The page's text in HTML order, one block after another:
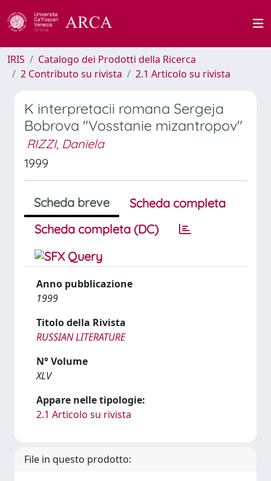
IRIS
Catalogo dei Prodotti della Ricerca
2 Contributo su rivista
2.1 Articolo su rivista
K interpretacii romana Sergeja
Bobrova "Vosstanie mizantropov"
RIZZI, Daniela
1999
Scheda breve
Scheda completa
Scheda completa (DC)
Anno pubblicazione
1999
Titolo della Rivista
RUSSIAN LITERATURE
N° Volume
XLV
Appare nelle tipologie:
2.1 Articolo su rivista
File in questo prodotto: